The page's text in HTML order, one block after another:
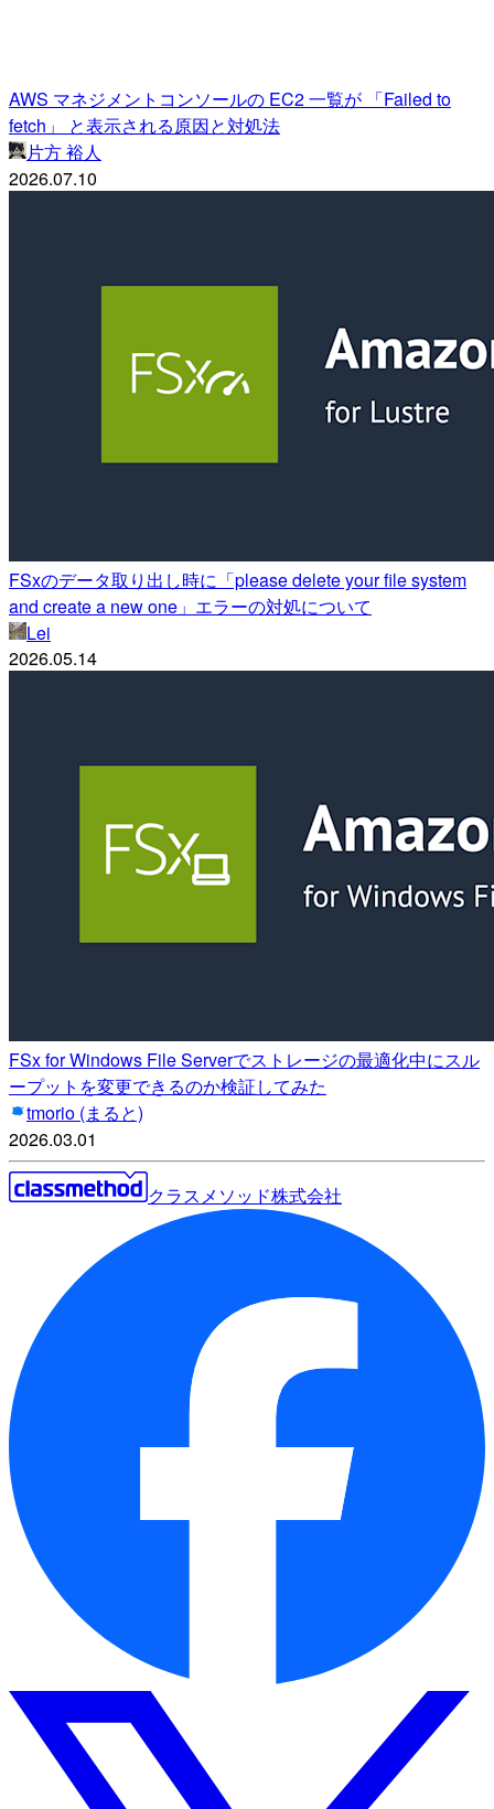
AWS マネジメントコンソールの EC2 一覧が 「Failed to
fetch」 と表示される原因と対処法
片方 裕人
2026.07.10
FSxのデータ取り出し時に「please delete your file system
and create a new one」エラーの対処について
Lei
2026.05.14
FSx for Windows File Serverでストレージの最適化中にスル
ープットを変更できるのか検証してみた
tmorio (まると)
2026.03.01
クラスメソッド株式会社